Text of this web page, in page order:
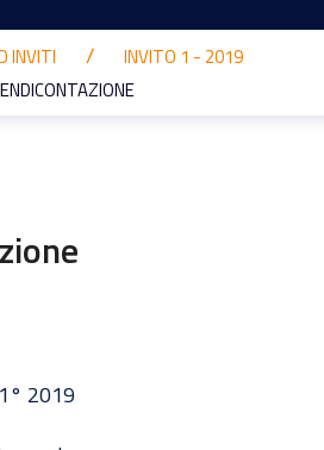
INVITI
INVITO 1 - 2019
2019